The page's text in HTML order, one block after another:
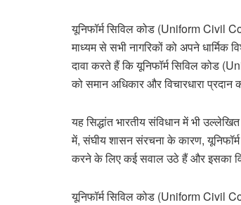
यूनिफॉर्म सिविल कोड (Uniform Civil
माध्यम से सभी नागरिकों को अपने धार्मिक
दावा करते हैं कि यूनिफॉर्म सिविल कोड
को समान अधिकार और विचारधारा प्रदान
यह सिद्धांत भारतीय संविधान में भी
में, संघीय शासन संरचना के कारण,
करने के लिए कई सवाल उठे हैं और इसका
यूनिफॉर्म सिविल कोड (Uniform Civil